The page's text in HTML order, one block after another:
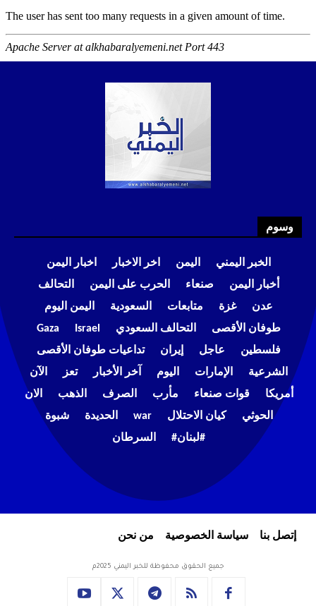
وسوم
الخبر اليمني اليمن اخر الاخبار
اخبار اليمن
أخبار اليمن
صنعاء الحرب على اليمن
التحالف
عدن
غزة متابعات السعودية
اليمن اليوم
طوفان الأقصى
التحالف السعودي Israel
Gaza
فلسطين
عاجل إيران
تداعيات طوفان الأقصى
الشرعية
الإمارات اليوم آخر الأخبار تعز
الآن
أمريكا
قوات صنعاء مأرب الصرف الذهب
الان
الحوثي
كيان الاحتلال war الحديدة
شبوة
#لبنان#
السرطان
إتصل بنا سياسة الخصوصية من نحن
جميع الحقوق محفوظة للخبر اليمني 2025م